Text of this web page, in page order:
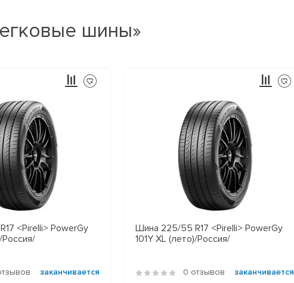
шины»
<Pirelli> PowerGy
заканчивается
Шина 225/55 R17 <Pirelli> PowerGy
101Y XL (лето)/Россия/
0 отзывов заканчивается